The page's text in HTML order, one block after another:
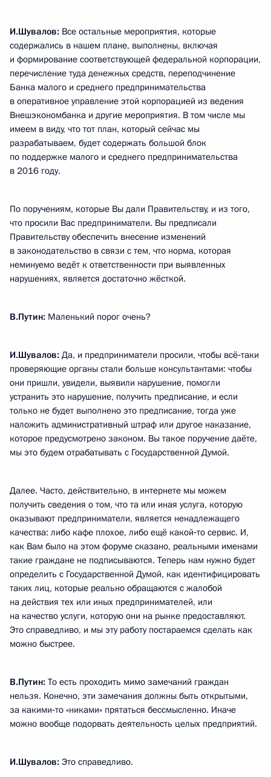
И.Шувалов: Все остальные мероприятия, которые
содержались в нашем плане, выполнены, включая
и формирование соответствующей федеральной корпорации,
перечисление туда денежных средств, переподчинение
Банка малого и среднего предпринимательства
в оперативное управление этой корпорацией из ведения
Внешэкономбанка и другие мероприятия. В том числе мы
имеем в виду, что тот план, который сейчас мы
разрабатываем, будет содержать большой блок
по поддержке малого и среднего предпринимательства
в 2016 году.
По поручениям, которые Вы дали Правительству, и из того,
что просили Вас предприниматели. Вы предписали
Правительству обеспечить внесение изменений
в законодательство в связи с тем, что норма, которая
неминуемо ведёт к ответственности при выявленных
нарушениях, является достаточно жёсткой.
В.Путин: Маленький порог очень?
И.Шувалов: Да, и предприниматели просили, чтобы всё‑таки
проверяющие органы стали больше консультантами: чтобы
они пришли, увидели, выявили нарушение, помогли
устранить это нарушение, получить предписание, и если
только не будет выполнено это предписание, тогда уже
наложить административный штраф или другое наказание,
которое предусмотрено законом. Вы такое поручение даёте,
мы это будем отрабатывать с Государственной Думой.
Далее. Часто, действительно, в интернете мы можем
получить сведения о том, что та или иная услуга, которую
оказывают предприниматели, является ненадлежащего
качества: либо кафе плохое, либо ещё какой‑то сервис. И,
как Вам было на этом форуме сказано, реальными именами
такие граждане не подписываются. Теперь нам нужно будет
определить с Государственной Думой, как идентифицировать
таких лиц, которые реально обращаются с жалобой
на действия тех или иных предпринимателей, или
на качество услуги, которую они на рынке предоставляют.
Это справедливо, и мы эту работу постараемся сделать как
можно быстрее.
В.Путин: То есть проходить мимо замечаний граждан
нельзя. Конечно, эти замечания должны быть открытыми,
за какими‑то «никами» прятаться бессмысленно. Иначе
можно вообще подорвать деятельность целых предприятий.
И.Шувалов: Это справедливо.